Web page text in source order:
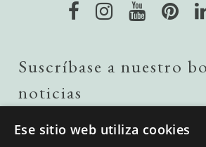
Suscríbase a nuestro
noticias
Ese sitio web utiliza cookies